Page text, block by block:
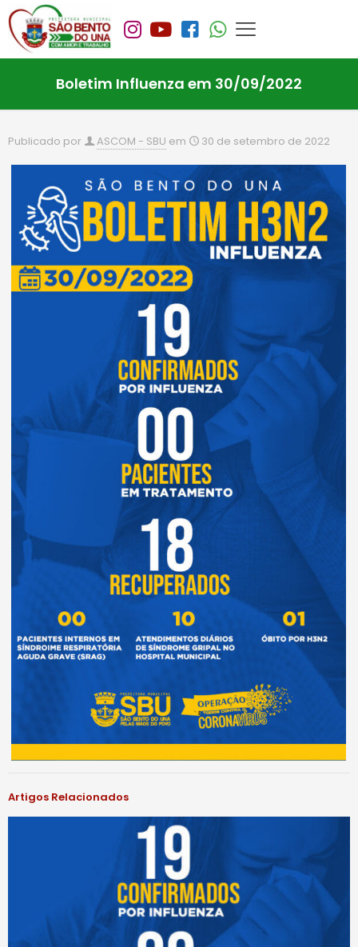
Boletim Influenza em 30/09/2022
Publicado por ASCOM - SBU em 30 de setembro de 2022
Artigos Relacionados